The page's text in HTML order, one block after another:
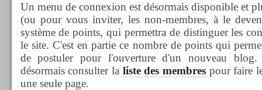
Un menu de connexion est désormais disponible et
(ou pour vous inviter, les non-membres, à le
système de points, qui permettra de distinguer les
le site. C'est en partie ce nombre de points qui
de postuler pour l'ouverture d'un nouveau
désormais consulter la liste des membres pour faire
une seule page.